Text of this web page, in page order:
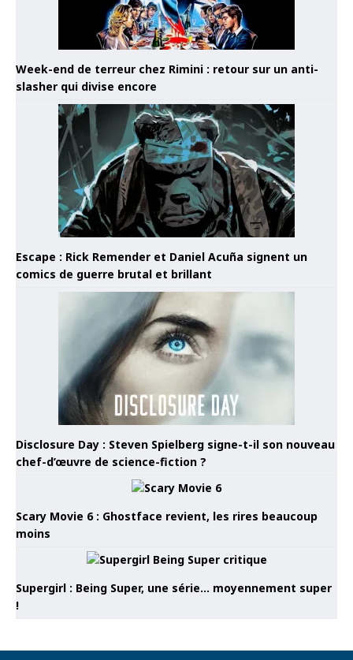
Week-end de terreur chez Rimini : retour sur un anti-
slasher qui divise encore
Escape : Rick Remender et Daniel Acuña signent un
comics de guerre brutal et brillant
Disclosure Day : Steven Spielberg signe-t-il son nouveau
chef-d’œuvre de science-fiction ?
Scary Movie 6 : Ghostface revient, les rires beaucoup
moins
Supergirl : Being Super, une série… moyennement super
!